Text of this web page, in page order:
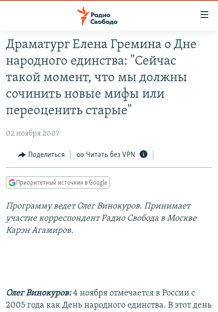
упрощенного
доступа
Вернуться
основному
содержанию
Вернутся
навигации
Вернутся
ПРОГРАММЫ
ПОДКАСТЫ
КУЛЬТУРА
IDEL.РЕАЛИИ
КАВКАЗ.РЕАЛИИ
СЕВЕР.РЕАЛИИ
СИБИРЬ.РЕАЛИИ
РАСПИСАНИЕ ВЕЩАНИЯ
Драматург Елена Гремина о Дне
народного единства: "Сейчас
такой момент, что мы должны
сочинить новые мифы или
переоценить старые"
02 ноября 2007
Поделиться Читать без VPN
Приоритетный источник в Google
Программу ведет Олег Винокуров. Принимает
участие корреспондент Радио Свобода в Москве
Карэн Агамиров.
Олег Винокуров: 4 ноября отмечается в России c
2005 года как День народного единства. В этот день